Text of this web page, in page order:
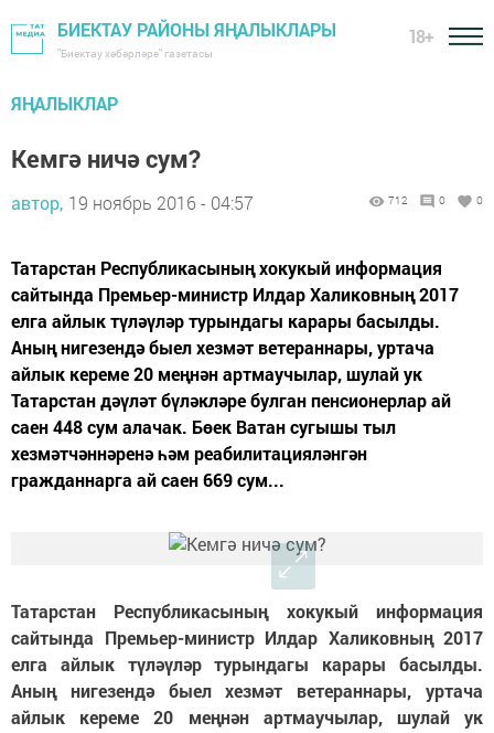
БИЕКТАУ РАЙОНЫ ЯҢАЛЫКЛАРЫ
"Биектау хәбәрләре" газетасы
18+
ЯҢАЛЫКЛАР
Кемгә ничә сум?
автор, 19 ноябрь 2016 - 04:57 712 0 0
Татарстан Республикасының хокукый информация
сайтында Премьер-министр Илдар Халиковның 2017
елга айлык түләүләр турындагы карары басылды.
Аның нигезендә быел хезмәт ветераннары, уртача
айлык кереме 20 меңнән артмаучылар, шулай ук
Татарстан дәүләт бүләкләре булган пенсионерлар ай
саен 448 сум алачак. Бөек Ватан сугышы тыл
хезмәтчәннәренә һәм реабилитацияләнгән
гражданнарга ай саен 669 сум...
Татарстан Республикасының хокукый информация
сайтында Премьер-министр Илдар Халиковның 2017
елга айлык түләүләр турындагы карары басылды.
Аның нигезендә быел хезмәт ветераннары, уртача
айлык кереме 20 меңнән артмаучылар, шулай ук